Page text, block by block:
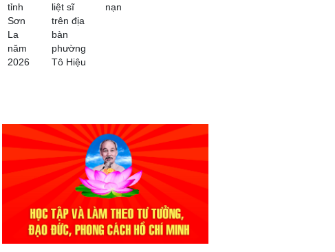
tỉnh
Sơn
La
năm
2026
liệt sĩ
trên địa
bàn
phường
Tô Hiệu
nạn